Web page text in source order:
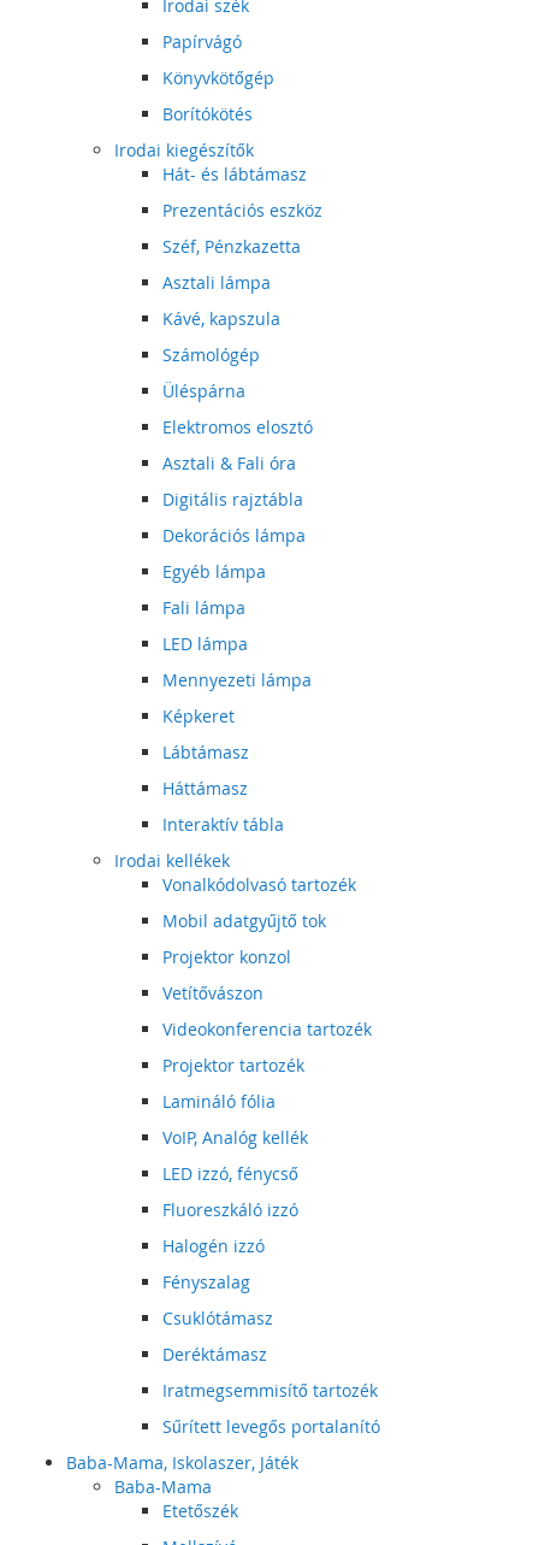
Irodai szék
Papírvágó
Könyvkötőgép
Borítókötés
Irodai kiegészítők
Hát- és lábtámasz
Prezentációs eszköz
Széf, Pénzkazetta
Asztali lámpa
Kávé, kapszula
Számológép
Üléspárna
Elektromos elosztó
Asztali & Fali óra
Digitális rajztábla
Dekorációs lámpa
Egyéb lámpa
Fali lámpa
LED lámpa
Mennyezeti lámpa
Képkeret
Lábtámasz
Háttámasz
Interaktív tábla
Irodai kellékek
Vonalkódolvasó tartozék
Mobil adatgyűjtő tok
Projektor konzol
Vetítővászon
Videokonferencia tartozék
Projektor tartozék
Lamináló fólia
VoIP, Analóg kellék
LED izzó, fénycső
Fluoreszkáló izzó
Halogén izzó
Fényszalag
Csuklótámasz
Deréktámasz
Iratmegsemmisítő tartozék
Sűrített levegős portalanító
Baba-Mama, Iskolaszer, Játék
Baba-Mama
Etetőszék